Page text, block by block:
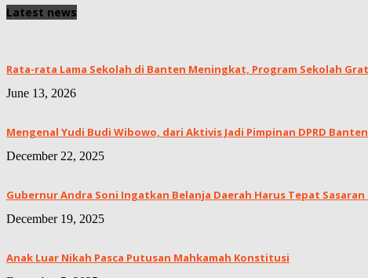
Latest news
Rata-rata Lama Sekolah di Banten Meningkat, ‎Program Sekolah
June 13, 2026
Mengenal Yudi Budi Wibowo, dari Aktivis Jadi Pimpinan DPRD Banten
December 22, 2025
Gubernur Andra Soni Ingatkan Belanja Daerah Harus Tepat
December 19, 2025
Anak Luar Nikah Pasca Putusan Mahkamah Konstitusi